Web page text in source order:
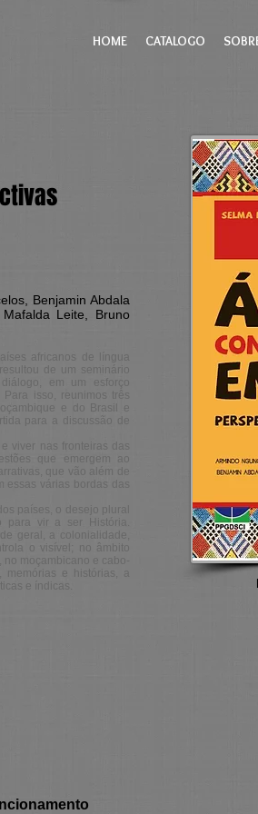
HOME CATALOGO
Benjamin Abdala
Leite, Bruno
africanos de língua
de um seminário
em um esforço
isso, reunimos três
e do Brasil e
para a discussão de
viver nas fronteiras das
que emergem ao
que vão além de
essas várias bordas das
países, o desejo plural
vir a ser História.
geral, a colonialidade,
o visível; no âmbito
moçambicano e cabo-
e histórias, a
e índicas.